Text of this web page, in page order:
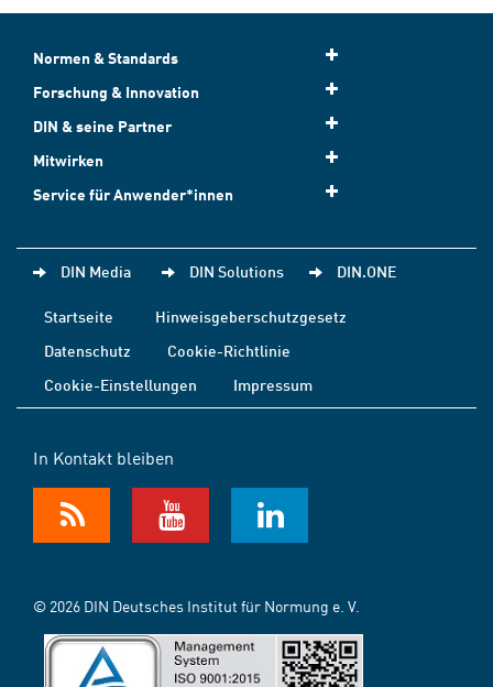
Normen & Standards
Forschung & Innovation
DIN & seine Partner
Mitwirken
Service für Anwender*innen
DIN Media DIN Solutions DIN.ONE
Startseite
Hinweisgeberschutzgesetz
Datenschutz
Cookie-Richtlinie
Cookie-Einstellungen
Impressum
In Kontakt bleiben
© 2026 DIN Deutsches Institut für Normung e. V.